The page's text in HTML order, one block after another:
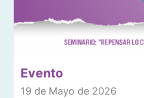
Evento
19 de Mayo de 2026